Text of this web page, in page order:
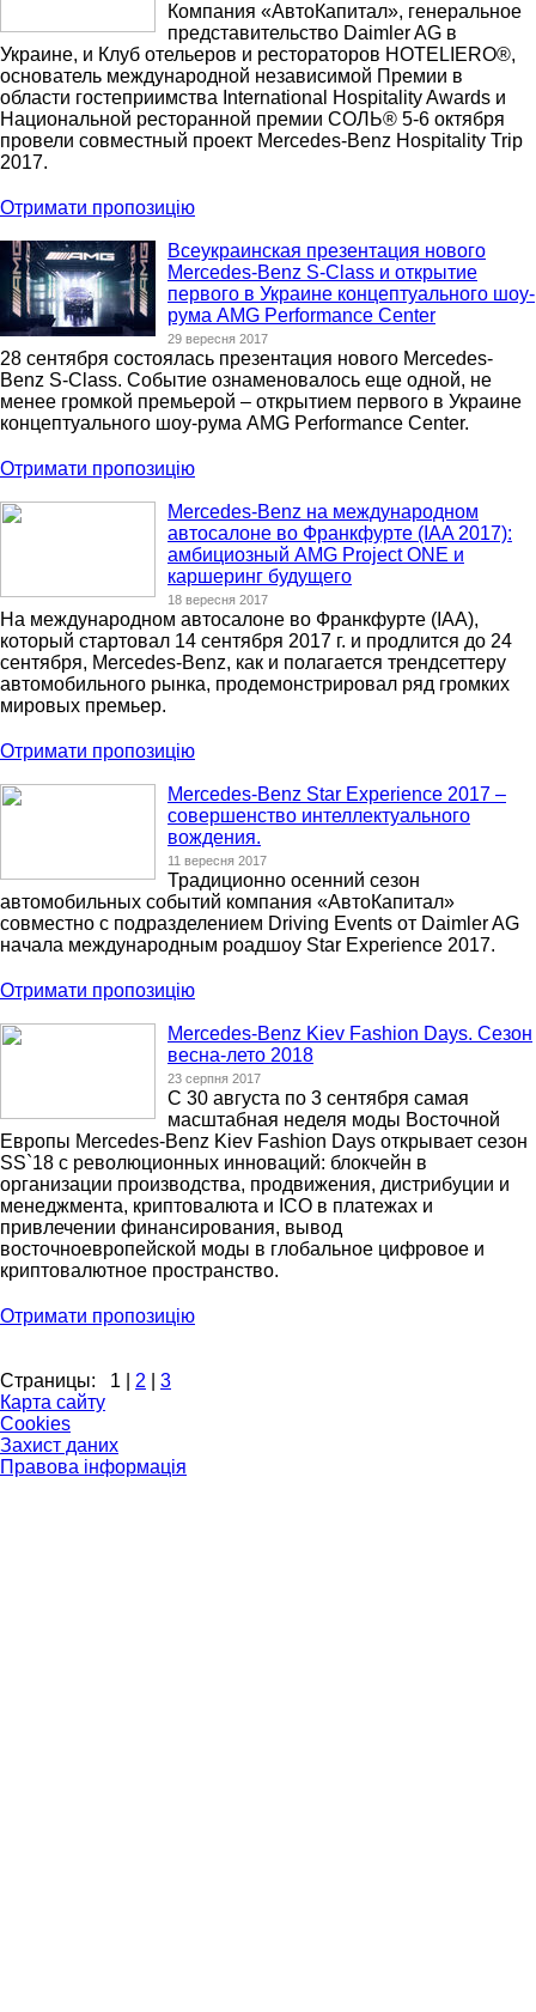
Компания «АвтоКапитал», генеральное
представительство Daimler AG в
Украине, и Клуб отельеров и рестораторов HOTELIERO®,
основатель международной независимой Премии в
области гостеприимства International Hospitality Awards и
Национальной ресторанной премии СОЛЬ® 5-6 октября
провели совместный проект Mercedes-Benz Hospitality Trip
2017.
Отримати пропозицію
Всеукраинская презентация нового
Mercedes-Benz S-Class и открытие
первого в Украине концептуального шоу-
рума AMG Performance Center
29 вересня 2017
28 сентября состоялась презентация нового Mercedes-
Benz S-Class. Событие ознаменовалось еще одной, не
менее громкой премьерой – открытием первого в Украине
концептуального шоу-рума AMG Performance Center.
Отримати пропозицію
Mercedes-Benz на международном
автосалоне во Франкфурте (IAA 2017):
амбициозный AMG Project ONE и
каршеринг будущего
18 вересня 2017
На международном автосалоне во Франкфурте (IAA),
который стартовал 14 сентября 2017 г. и продлится до 24
сентября, Mercedes-Benz, как и полагается трендсеттеру
автомобильного рынка, продемонстрировал ряд громких
мировых премьер.
Отримати пропозицію
Mercedes-Benz Star Experience 2017 –
совершенство интеллектуального
вождения.
11 вересня 2017
Традиционно осенний сезон
автомобильных событий компания «АвтоКапитал»
совместно с подразделением Driving Events от Daimler AG
начала международным роадшоу Star Experience 2017.
Отримати пропозицію
Mercedes-Benz Kiev Fashion Days. Сезон
весна-лето 2018
23 серпня 2017
C 30 августа по 3 сентября самая
масштабная неделя моды Восточной
Европы Mercedes-Benz Kiev Fashion Days открывает сезон
SS`18 с революционных инноваций: блокчейн в
организации производства, продвижения, дистрибуции и
менеджмента, криптовалюта и ICO в платежах и
привлечении финансирования, вывод
восточноевропейской моды в глобальное цифровое и
криптовалютное пространство.
Отримати пропозицію
Страницы: 1 2
3
Карта сайту
Cookies
Захист даних
Правова інформація